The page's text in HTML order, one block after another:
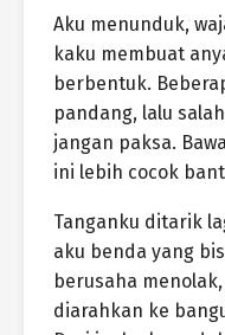
Aku menunduk,
kaku membuat
berbentuk.
pandang, lalu
jangan paksa.
ini lebih cocok
Tanganku ditarik
aku benda yang
berusaha
diarahkan ke